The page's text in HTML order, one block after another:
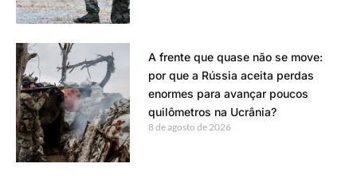
A frente que quase não se move:
por que a Rússia aceita perdas
enormes para avançar poucos
quilômetros na Ucrânia?
8 de agosto de 2026